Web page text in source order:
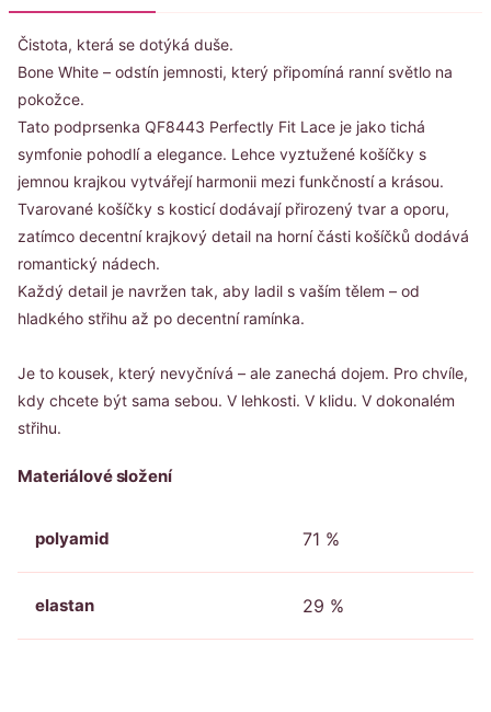
Čistota, která se dotýká duše.
Bone White – odstín jemnosti, který připomíná ranní světlo na
pokožce.
Tato podprsenka QF8443 Perfectly Fit Lace je jako tichá
symfonie pohodlí a elegance. Lehce vyztužené košíčky s
jemnou krajkou vytvářejí harmonii mezi funkčností a krásou.
Tvarované košíčky s kosticí dodávají přirozený tvar a oporu,
zatímco decentní krajkový detail na horní části košíčků dodává
romantický nádech.
Každý detail je navržen tak, aby ladil s vaším tělem – od
hladkého střihu až po decentní ramínka.
Je to kousek, který nevyčnívá – ale zanechá dojem. Pro chvíle,
kdy chcete být sama sebou. V lehkosti. V klidu. V dokonalém
střihu.
Materiálové složení
polyamid 71 %
elastan 29 %